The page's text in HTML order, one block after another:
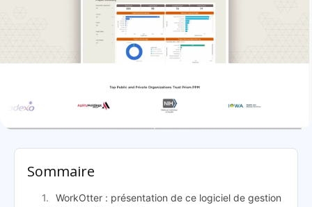
Sommaire
WorkOtter : présentation de ce logiciel de gestion